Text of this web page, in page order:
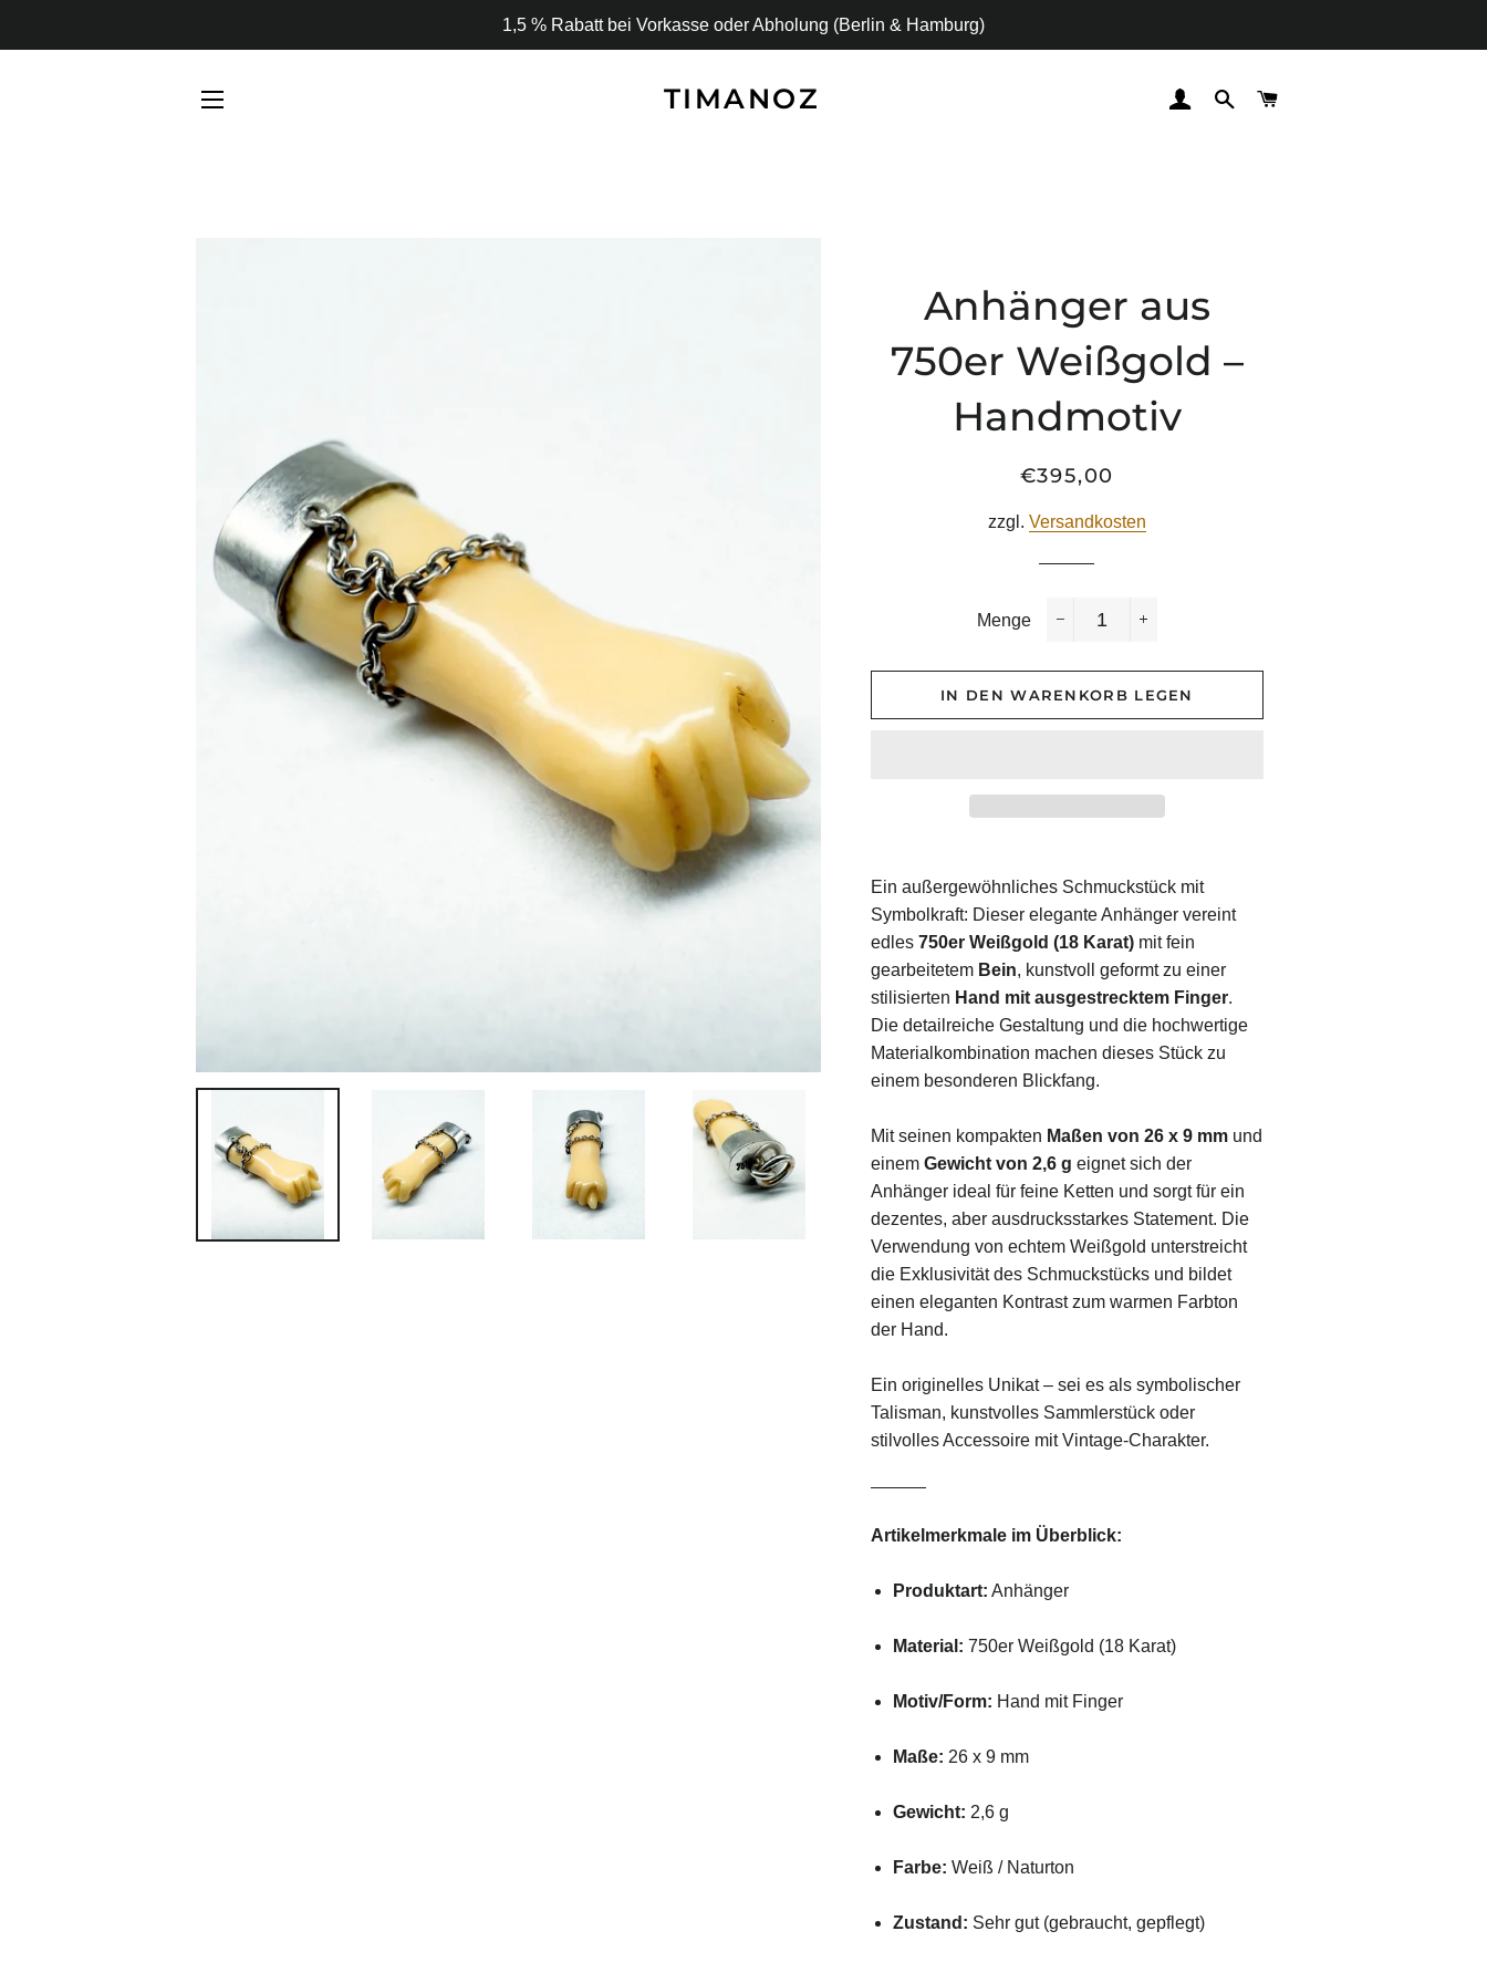
1,5 % Rabatt bei Vorkasse oder Abholung (Berlin & Hamburg)
TIMANOZ EINLOGGEN
SUCHE
Anhänger aus
750er Weißgold –
Handmotiv
Normaler
Sonderpreis
€395,00
zzgl. Versandkosten
Menge
IN DEN WARENKORB LEGEN
Ein außergewöhnliches Schmuckstück mit
Symbolkraft: Dieser eleganteAnhänger vereint
edles 750er Weißgold (18 Karat) mitfein
gearbeitetem Bein, kunstvoll geformtzu einer
stilisierten Hand mit ausgestrecktem Finger.
Die detailreiche Gestaltung und die hochwertige
Materialkombination machen dieses Stück zu
einem besonderen Blickfang.
Mitseinen kompakten Maßen von 26 x 9 mm und
einem Gewicht von 2,6 g eignetsich der
Anhänger ideal für feine Ketten und sorgtfür ein
dezentes, aber ausdrucksstarkes Statement. Die
Verwendung von echtem Weißgold unterstreicht
die Exklusivitätdes Schmuckstücks und bildet
einen eleganten Kontrastzum warmen Farbton
der Hand.
Ein originelles Unikat – sei es als symbolischer
Talisman, kunstvolles Sammlerstück oder
stilvollesAccessoire mitVintage-Charakter.
Artikelmerkmale im Überblick:
Produktart: Anhänger
Material: 750er Weißgold (18 Karat)
Motiv/Form: Hand mit Finger
Maße: 26 x 9 mm
Gewicht: 2,6 g
Farbe: Weiß / Naturton
Zustand: Sehr gut (gebraucht, gepflegt)